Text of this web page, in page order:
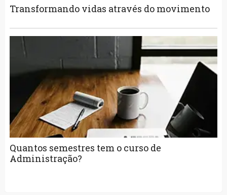
Transformando vidas através do movimento
Quantos semestres tem o curso de
Administração?